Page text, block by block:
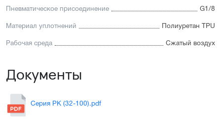
Пневматическое присоединение G1/8
Материал уплотнений Полиуретан TPU
Рабочая среда Сжатый воздух
Документы
Серия PK (32-100).pdf